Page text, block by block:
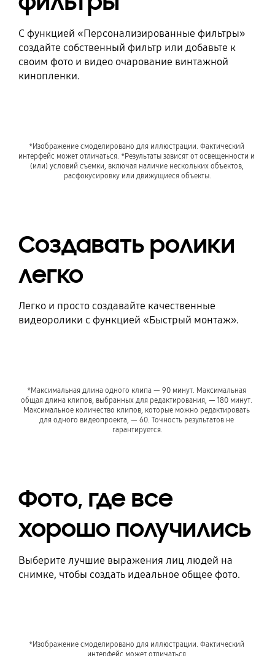
С функцией «Персонализированные фильтры»
создайте собственный фильтр или добавьте к
своим фото и видео очарование винтажной
кинопленки.
*Изображение смоделировано для иллюстрации. Фактический
интерфейс может отличаться. *Результаты зависят от освещенности и
(или) условий съемки, включая наличие нескольких объектов,
расфокусировку или движущиеся объекты.
Создавать ролики
легко
Легко и просто создавайте качественные
видеоролики с функцией «Быстрый монтаж».
*Максимальная длина одного клипа — 90 минут. Максимальная
общая длина клипов, выбранных для редактирования, — 180 минут.
Максимальное количество клипов, которые можно редактировать
для одного видеопроекта, — 60. Точность результатов не
гарантируется.
Фото, где все
хорошо получились
Выберите лучшие выражения лиц людей на
снимке, чтобы создать идеальное общее фото.
*Изображение смоделировано для иллюстрации. Фактический
интерфейс может отличаться.